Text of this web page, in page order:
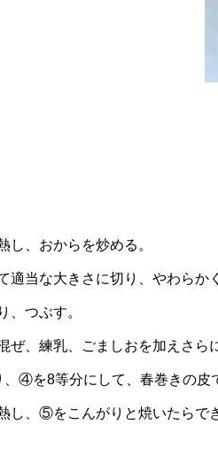
し、おからを炒める。
適当な大きさに切り、やわらか
、つぶす。
ぜ、練乳、ごましおを加えさら
④を8等分にして、春巻きの皮
し、⑤をこんがりと焼いたらで